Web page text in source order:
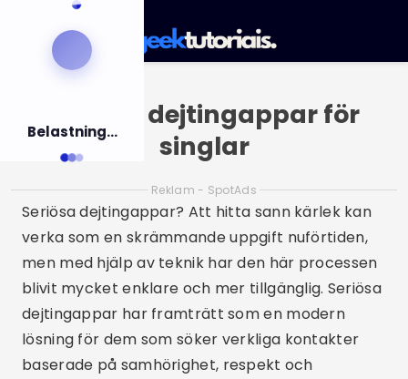
Belastning...
innehållet
Meny
Seriösa dejtingappar för
singlar
Reklam - SpotAds
Seriösa dejtingappar? Att hitta sann kärlek kan
verka som en skrämmande uppgift nuförtiden,
men med hjälp av teknik har den här processen
blivit mycket enklare och mer tillgänglig. Seriösa
dejtingappar har framträtt som en modern
lösning för dem som söker verkliga kontakter
baserade på samhörighet, respekt och